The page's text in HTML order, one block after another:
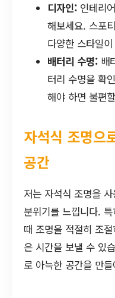
디자인: 인테리
해보세요. 스포
다양한 스타일
배터리 수명: 배
터리 수명을 확
해야 하면 불편
자석식 조명으
공간
저는 자석식 조명을
분위기를 느낍니다.
때 조명을 적절히 조
은 시간을 보낼 수 있
로 아늑한 공간을 만